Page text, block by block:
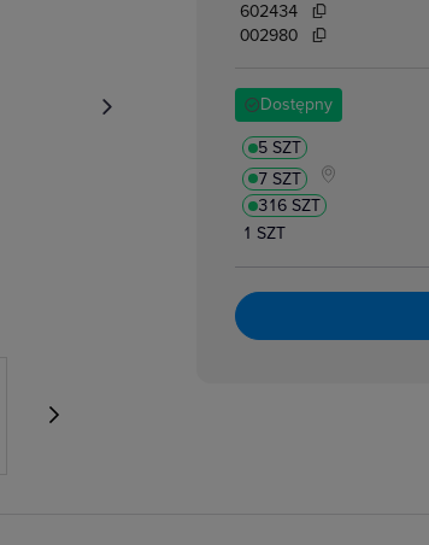
602434
002980
Dostępny
5 SZT
7 SZT
316 SZT
1 SZT